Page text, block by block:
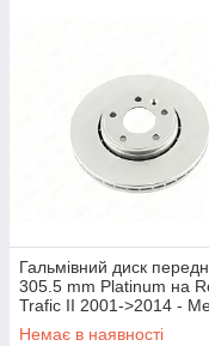
Гальмівний диск
305.5 mm Platinum на
Trafic II 2001->2014 -
6155210014/PD
Немає в наявності